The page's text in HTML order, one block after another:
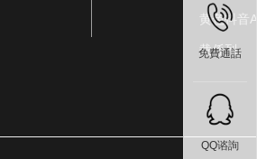
黄色抖音
载係列
免費通話
QQ谘詢